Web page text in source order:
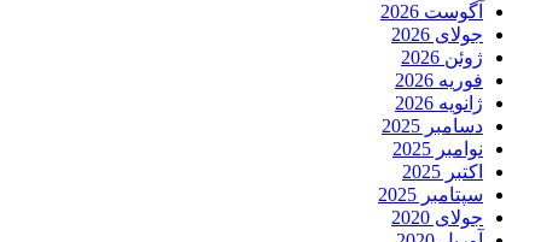
آگوست 2026
جولای 2026
ژوئن 2026
فوریه 2026
ژانویه 2026
دسامبر 2025
نوامبر 2025
اکتبر 2025
سپتامبر 2025
جولای 2020